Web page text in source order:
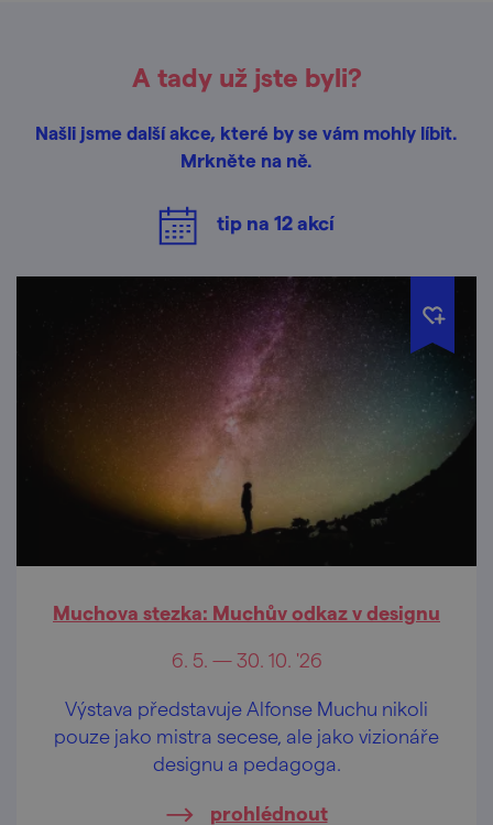
A tady už jste byli?
Našli jsme další akce, které by se vám mohly líbit.
Mrkněte na ně.
tip na 12akcí
Muchova stezka: Muchův odkaz v designu
6. 5. — 30. 10. '26
Výstava představuje Alfonse Muchu nikoli
pouze jako mistra secese, ale jako vizionáře
designu a pedagoga.
prohlédnout